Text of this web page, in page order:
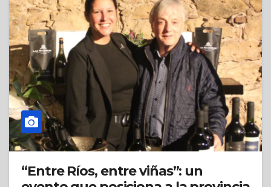
“Entre Ríos, entre viñas”: un